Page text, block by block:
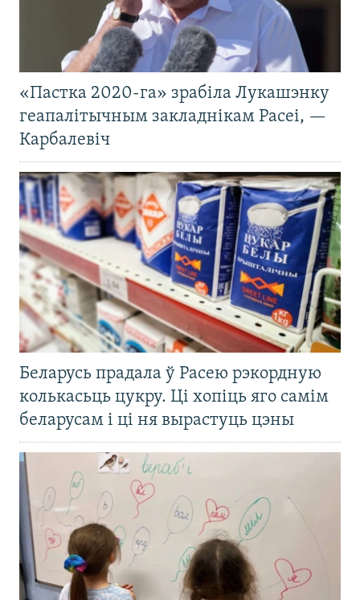
«Пастка 2020-га» зрабіла Лукашэнку
геапалітычным закладнікам Расеі, —
Карбалевіч
Беларусь прадала ў Расею рэкордную
колькасьць цукру. Ці хопіць яго самім
беларусам і ці ня вырастуць цэны